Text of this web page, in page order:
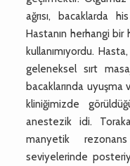
ağrısı, bacaklarda
Hastanın herhangi bir
kullanımıyordu.
geleneksel sırt
bacaklarında uyuşma
kliniğimizde
anestezik idi.
manyetik
seviyelerinde